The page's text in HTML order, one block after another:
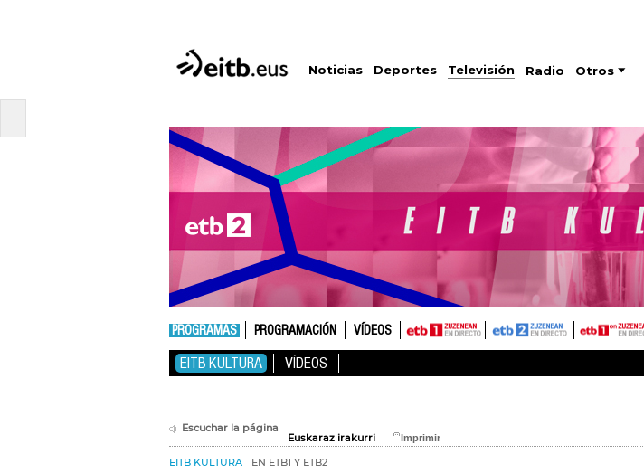
Noticias Deportes Televisión Radio Otros
PROGRAMAS PROGRAMACIÓN VÍDEOS
EITB KULTURA VÍDEOS
Escuchar la página
Euskaraz irakurri
EITB KULTURA EN ETB1 Y ETB2